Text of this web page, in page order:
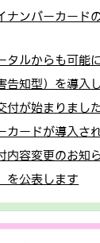
ナンバーカード
タルからも可能に
告知型）を導入
付が始まりました
カードが導入さ
内容変更のお知
を公表します